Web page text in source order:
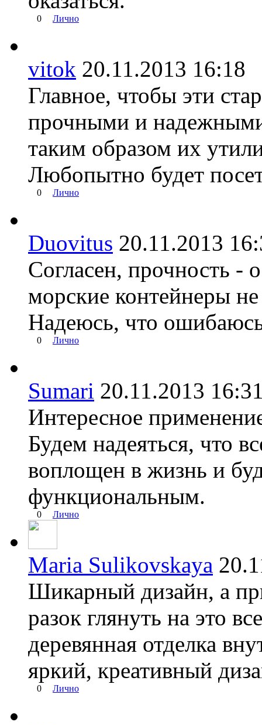
0 Лично
vitok 20.11.2013
Главное, чтобы эти
прочными и
таким образом их
Любопытно будет
0 Лично
Duovitus 20.11.2013
Согласен, прочность -
морские контейнеры
Надеюсь, что
0 Лично
Sumari 20.11.2013
Интересное
Будем надеяться, что
воплощен в жизнь и
функциональным.
0 Лично
Maria Sulikovskaya
Шикарный дизайн, а
разок глянуть на это
деревянная отделка
яркий, креативный
0 Лично